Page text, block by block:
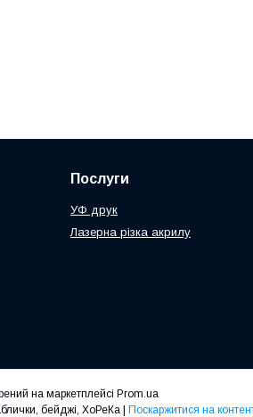
Послуги
УФ друк
Лазерна різка акрилу
на маркетплейсі Prom.ua
Поскаржитися на